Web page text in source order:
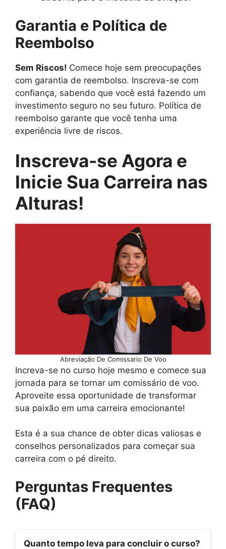
Garantia e Política de
Reembolso
Sem Riscos! Comece hoje sem preocupações
com garantia de reembolso. Inscreva-se com
confiança, sabendo que você está fazendo um
investimento seguro no seu futuro. Política de
reembolso garante que você tenha uma
experiência livre de riscos.
Inscreva-se Agora e
Inicie Sua Carreira nas
Alturas!
Abreviação De Comissario De Voo
Increva-se no curso hoje mesmo e comece sua
jornada para se tornar um comissário de voo.
Aproveite essa oportunidade de transformar
sua paixão em uma carreira emocionante!
Esta é a sua chance de obter dicas valiosas e
conselhos personalizados para começar sua
carreira com o pé direito.
Perguntas Frequentes
(FAQ)
Quanto tempo leva para concluir o curso?